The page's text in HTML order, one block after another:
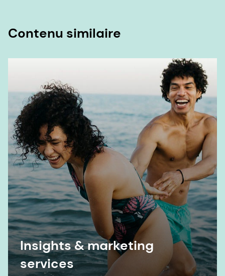
excessive des écrans numériques et son lien avec
résultats scolaires chez les étudiants de la
Southern University. » Frontiers in
Psychiatry 16: 1535631.
6. Evans, Malkanthi, Mareike Beck, James Elliott,
Stéphane Etheve, Richard Roberts et Wolfgang
Schalch. 2012. « Effets de la formulation sur la
biodisponibilité de la lutéine et de la zéaxanthine :
« Étude randomisée, en double aveugle, croisée,
comparative, à dose unique, menée chez des
sujets sains. » European Journal of Nutrition 52 (4)
: 1381-1391.
7. SM, Abdel-Aal el-, Akhtar H., Zaheer K. et Ali R.
2013. « Sources alimentaires de lutéine et de
zéaxanthine (caroténoïdes) et leur rôle dans la
Contenu similaire
Insights & marketing
services